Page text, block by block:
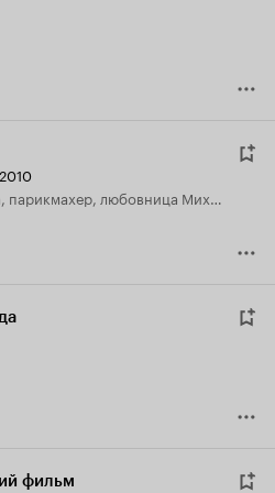
парикмахер, любовница Михаила
фильм